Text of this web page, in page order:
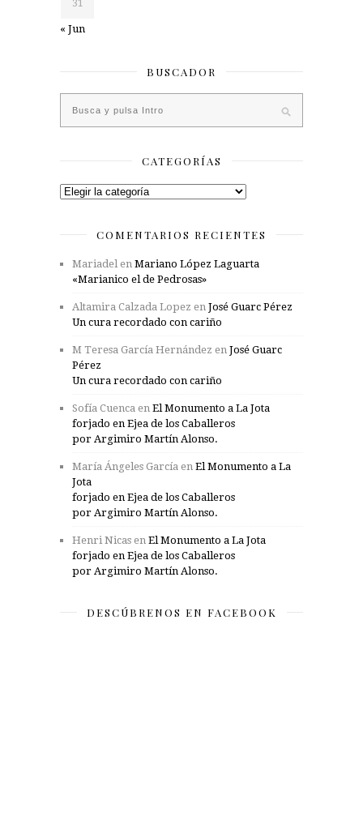
31
« Jun
BUSCADOR
CATEGORÍAS
Categorías
COMENTARIOS RECIENTES
Mariadel en Mariano López Laguarta
«Marianico el de Pedrosas»
Altamira Calzada Lopez en José Guarc Pérez
Un cura recordado con cariño
M Teresa García Hernández en José Guarc
Pérez
Un cura recordado con cariño
Sofía Cuenca en El Monumento a La Jota
forjado en Ejea de los Caballeros
por Argimiro Martín Alonso.
María Ángeles García en El Monumento a La
Jota
forjado en Ejea de los Caballeros
por Argimiro Martín Alonso.
Henri Nicas en El Monumento a La Jota
forjado en Ejea de los Caballeros
por Argimiro Martín Alonso.
DESCÚBRENOS EN FACEBOOK